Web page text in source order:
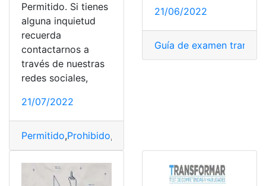
Permitido. Si tienes
alguna inquietud
recuerda
contactarnos a
través de nuestras
redes sociales,
21/07/2022
Permitido,Prohibido,
21/06/2022
Guía de examen